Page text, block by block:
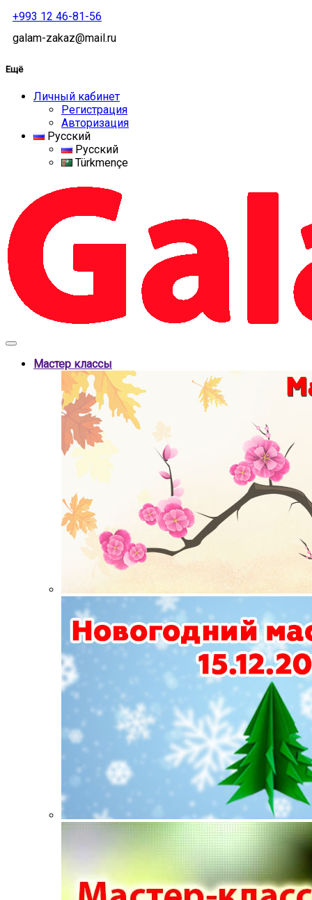
+993 12 46-81-56
galam-zakaz@mail.ru
Ещё
Личный кабинет
Регистрация
Авторизация
Русский
Русский
Türkmençe
Мастер классы